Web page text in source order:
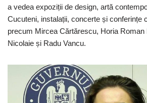
a vedea expoziții de design, artă
Cucuteni, instalații, concerte și conferințe
precum Mircea Cărtărescu, Horia Roman
Nicolaie și Radu Vancu.